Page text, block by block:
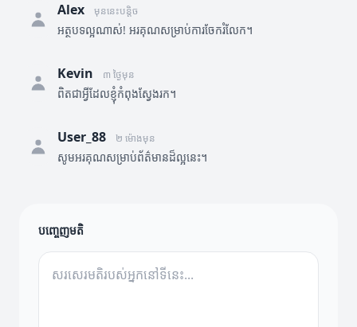
Alex មុននេះបន្តិច
អត្ថបទល្អណាស់! អរគុណសម្រាប់ការចែករំលែក។
Kevin ៣ ថ្ងៃមុន
ពិតជាអ្វីដែលខ្ញុំកំពុងស្វែងរក។
User_88 ២ ម៉ោងមុន
សូមអរគុណសម្រាប់ព័ត៌មានដ៏ល្អនេះ។
បញ្ចេញមតិ